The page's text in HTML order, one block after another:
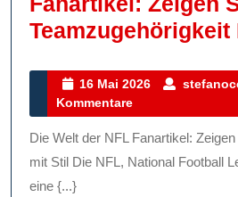
Teamzugehörigkeit
16 Mai 2026
16
2026
Kommentare
Die Welt der NFL Fanartikel: Zeigen Sie Ihre Unterstützung
mit Stil Die NFL, National Football
eine {...}